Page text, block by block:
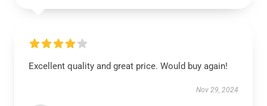
Excellent quality and great price. Would buy again!
Nov 29, 2024